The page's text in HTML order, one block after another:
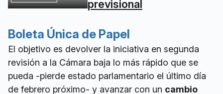
previsional
Boleta Única de Papel
El objetivo es devolver la iniciativa en segunda
revisión a la Cámara baja lo más rápido que se
pueda -pierde estado parlamentario el último día
de febrero próximo- y avanzar con un cambio